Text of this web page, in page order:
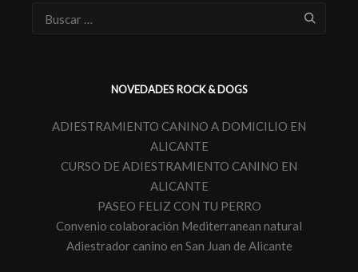
NOVEDADES ROCK & DOGS
ADIESTRAMIENTO CANINO A DOMICILIO EN
ALICANTE
CURSO DE ADIESTRAMIENTO CANINO EN
ALICANTE
PASEO FELIZ CON TU PERRO
Convenio colaboración Mediterranean natural
Adiestrador canino en San Juan de Alicante